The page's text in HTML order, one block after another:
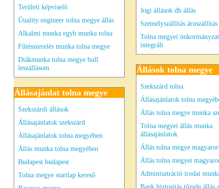
Területi képviselő
Űuality engineer tolna megye állás
Alkalmi munka egyb munka tolna
Fűtésszerelés munka tolna megye
Diákmunka tolna megye bull
leszállásom
Állásajánlat tolna megye
Szekszárdi állások
Állásajánlatok szekszárd
Állásajánlatok tolna megyében
Állás munka tolna megyében
Budapest budapest
Tolna megye startlap kereső
Jogi állások db állás
Személyszállítás áruszállítás
Tolna megyei önkormányzat
integrált
Állások tolna megye
Szekszárd tolna
Állásajánlatok tolna
Állás tolna megye munka
Tolna megyei állás munka
állásajánlatok
Állás tolna megye
Állás tolna megyei
Adminisztráció irodai